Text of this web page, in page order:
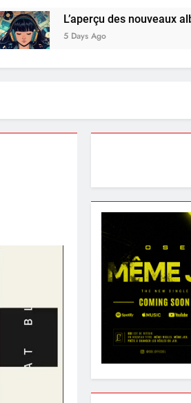
L’aperçu des nouveaux albums :
5 Days Ago